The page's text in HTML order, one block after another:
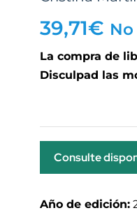
39,71€
La compra de
Disculpad las
Consulte
Año de edición: